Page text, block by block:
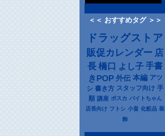
＜＜ おすすめタグ ＞＞
ドラッグストア
販促カレンダー 店
長 橋口 よし子 手書
きPOP 外伝 本編 アツ
シ 書き方 スタッフ向け 手
順 講座 ポスカ バイトちゃん
店長向け フトシ 小畠 化粧品 装
飾